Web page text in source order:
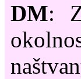
DM: